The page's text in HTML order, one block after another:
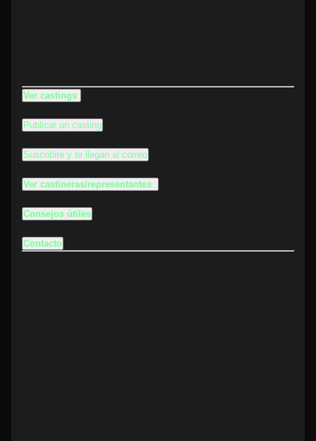
Ver castings
Publicar un casting
Suscribite y te llegan al correo
Ver castineras/representantes
Consejos útiles
Contacto